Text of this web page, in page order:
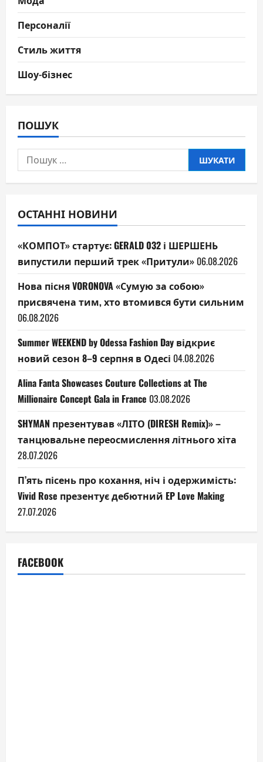
Персоналії
Стиль життя
Шоу-бізнес
ПОШУК
Пошук:
ОСТАННІ НОВИНИ
«КОМПОТ» стартує: GERALD 032 і ШЕРШЕНЬ
випустили перший трек «Притули» 06.08.2026
Нова пісня VORONOVA «Сумую за собою»
присвячена тим, хто втомився бути сильним
06.08.2026
Summer WEEKEND by Odessa Fashion Day відкриє
новий сезон 8–9 серпня в Одесі 04.08.2026
Alina Fanta Showcases Couture Collections at The
Millionaire Concept Gala in France 03.08.2026
SHYMAN презентував «ЛІТО (DIRESH Remix)» –
танцювальне переосмислення літнього хіта
28.07.2026
П’ять пісень про кохання, ніч і одержимість:
Vivid Rose презентує дебютний EP Love Making
27.07.2026
FACEBOOK